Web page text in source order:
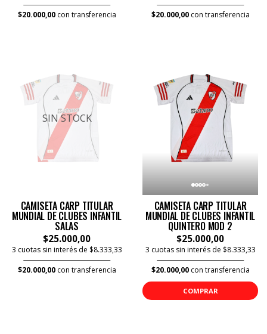
$20.000,00con transferencia
$20.000,00con transferencia
SIN STOCK
CAMISETA CARP TITULAR
MUNDIAL DE CLUBES INFANTIL
SALAS
$25.000,00
3 cuotas sin interés de $8.333,33
$20.000,00con transferencia
CAMISETA CARP TITULAR
MUNDIAL DE CLUBES INFANTIL
QUINTERO MOD 2
$25.000,00
3 cuotas sin interés de $8.333,33
$20.000,00con transferencia
COMPRAR